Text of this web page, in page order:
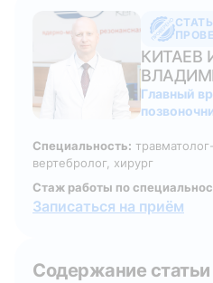
Содержание статьи
КИТАЕВ
Главный
Специальность:
вертебролог, хирург
Стаж работы по
Записаться на приём